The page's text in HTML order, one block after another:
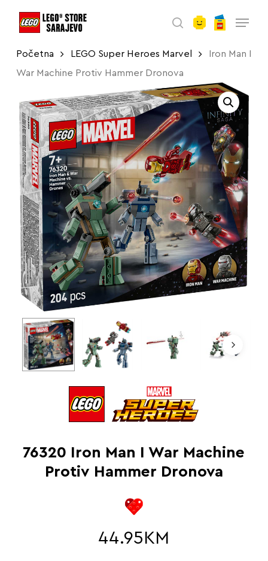
search
Početna LEGO Super Heroes Marvel Iron Man I
War Machine Protiv Hammer Dronova
76320 Iron Man I War Machine
Protiv Hammer Dronova
44.95 KM